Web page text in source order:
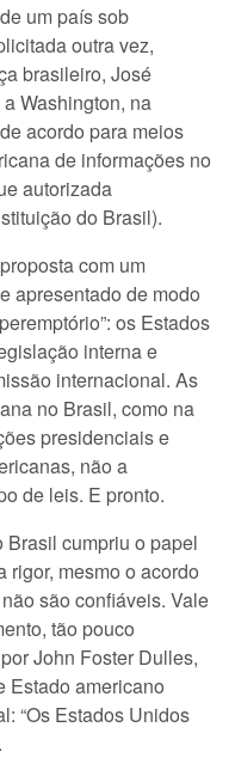
um país sob
outra vez,
brasileiro, José
Washington, na
acordo para meios
de informações no
autorizada
do Brasil).
com um
apresentado de modo
os Estados
interna e
internacional. As
no Brasil, como na
presidenciais e
não a
de leis. E pronto.
Brasil cumpriu o papel
rigor, mesmo o acordo
são confiáveis. Vale
tão pouco
John Foster Dulles,
Estado americano
“Os Estados Unidos